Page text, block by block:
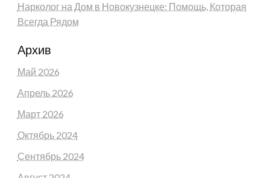
Нарколог на Дом в Новокузнецке: Помощь, Которая
Всегда Рядом
Архив
Май 2026
Апрель 2026
Март 2026
Октябрь 2024
Сентябрь 2024